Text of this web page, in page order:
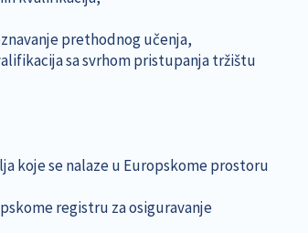
prethodnog učenja,
sa svrhom pristupanja tržištu
koje se nalaze u Europskome prostoru
registru za osiguravanje